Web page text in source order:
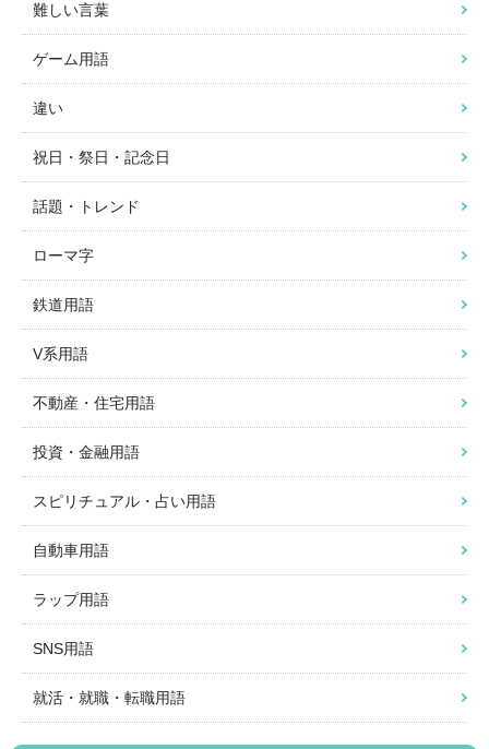
難しい言葉
ゲーム用語
違い
祝日・祭日・記念日
話題・トレンド
ローマ字
鉄道用語
V系用語
不動産・住宅用語
投資・金融用語
スピリチュアル・占い用語
自動車用語
ラップ用語
SNS用語
就活・就職・転職用語